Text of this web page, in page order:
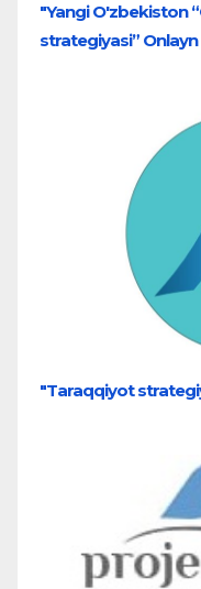
"Yangi O'zbekiston
strategiyasi”
"Taraqqiyot